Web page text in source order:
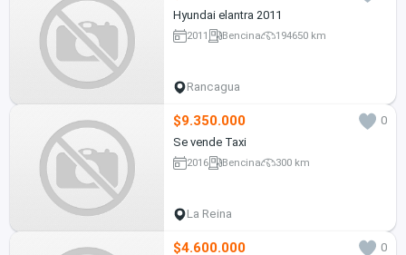
Hyundai elantra 2011
2011 Bencina 194650 km
Rancagua
$9.350.000
0
Se vende Taxi
2016 Bencina 300 km
La Reina
$4.600.000 0